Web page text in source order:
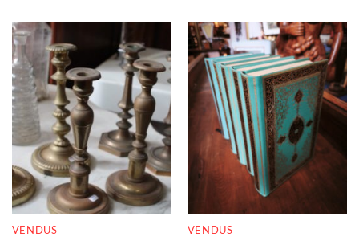
RUPTURE DE STOCK
VENDUS
RUPTURE DE STOCK
VENDUS